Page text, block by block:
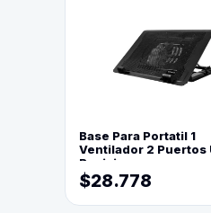
Base Para Portatil 1
Ventilador 2 Puertos
Posiciones
$28.778